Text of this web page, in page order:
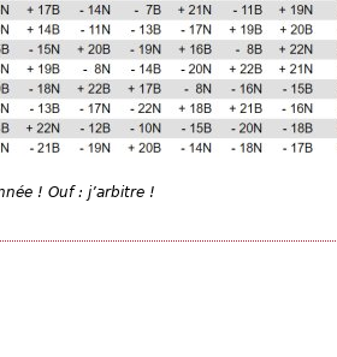
! Ouf : j’arbitre !